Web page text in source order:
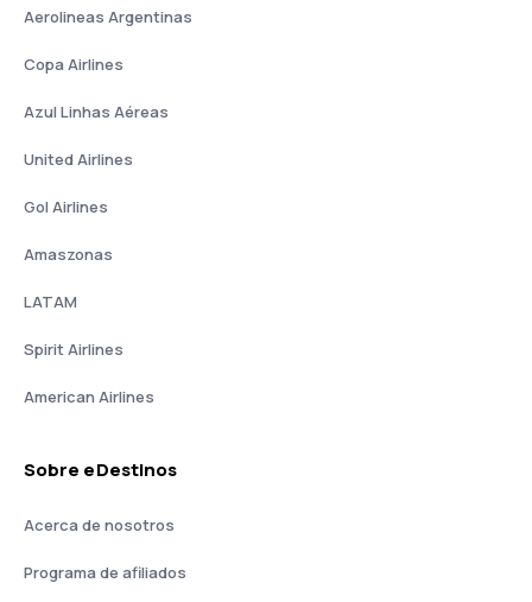
Aerolineas Argentinas
Copa Airlines
Azul Linhas Aéreas
United Airlines
Gol Airlines
Amaszonas
LATAM
Spirit Airlines
American Airlines
Sobre eDestinos
Acerca de nosotros
Programa de afiliados